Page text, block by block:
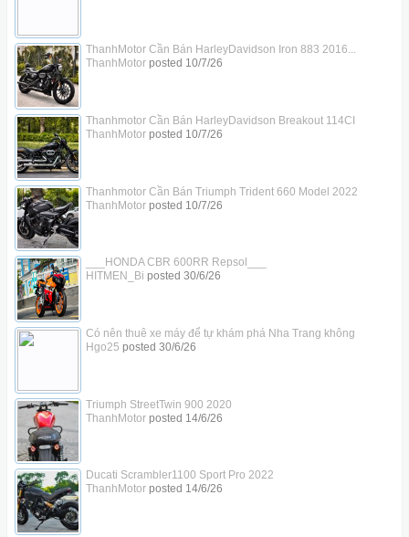
ThanhMotor Cần Bán HarleyDavidson Iron 883 2016...
ThanhMotorposted 10/7/26
Thanhmotor Cần Bán HarleyDavidson Breakout 114CI
ThanhMotorposted 10/7/26
Thanhmotor Cần Bán Triumph Trident 660 Model 2022
ThanhMotorposted 10/7/26
___HONDA CBR 600RR Repsol___
HITMEN_Bi posted 30/6/26
Có nên thuê xe máy để tự khám phá Nha Trang không
Hgo25 posted 30/6/26
Triumph StreetTwin 900 2020
ThanhMotorposted 14/6/26
Ducati Scrambler1100 Sport Pro 2022
ThanhMotorposted 14/6/26